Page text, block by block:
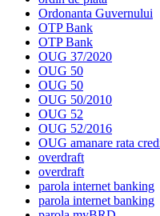
Ordonanta Guvernului
OTP Bank
OTP Bank
OUG 37/2020
OUG 50
OUG 50
OUG 50/2010
OUG 52
OUG 52/2016
OUG amanare rata
overdraft
overdraft
parola internet banking
parola internet banking